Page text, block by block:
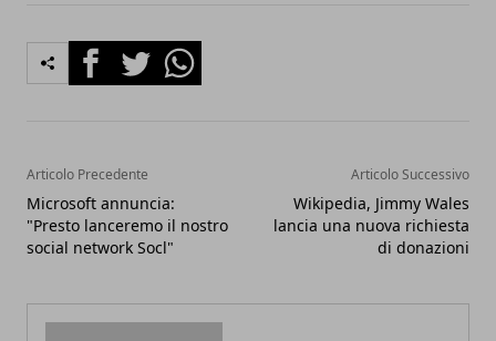
FacebookTwitterWhatsapp
Articolo Precedente
Microsoft annuncia:
"Presto lanceremo il nostro
social network Socl"
Articolo Successivo
Wikipedia, Jimmy Wales
lancia una nuova richiesta
di donazioni